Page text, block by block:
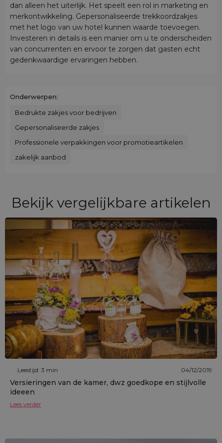
dan alleen het uiterlijk. Het speelt een rol in marketing en
merkontwikkeling. Gepersonaliseerde trekkoordzakjes
met het logo van uw hotel kunnen waarde toevoegen.
Investeren in details is een manier om u te onderscheiden
van concurrenten en ervoor te zorgen dat gasten echt
gedenkwaardige ervaringen hebben.
Onderwerpen:
Bedrukte zakjes voor bedrijven
Gepersonaliseerde zakjes
Professionele verpakkingen voor promotieartikelen
zakelijk aanbod
Bekijk vergelijkbare artikelen
Leestijd: 3 min 04/12/2019
Versieringen van de kamer, dwz goedkope en stijlvolle
ideeen
Lees verder